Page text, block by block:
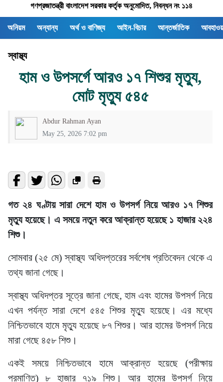
গণপ্রজাতন্ত্রী বাংলাদেশ সরকার কর্তৃক অনুমোদিত, নিবন্ধন নং ১১৪
অনিয়ম অন্যান্য অর্থ ও বাণিজ্য আইন-বিচার আন্তর্জাতিক
স্বাস্থ্য
হাম ও উপসর্গে আরও ১৭ শিশুর মৃত্যু,
মোট মৃত্যু ৫৪৫
Abdur Rahman Ayan
May 25, 2026 7:02 pm
গত ২৪ ঘণ্টায় সারা দেশে হাম ও উপসর্গ নিয়ে আরও ১৭ শিশুর
মৃত্যু হয়েছে। এ সময়ে নতুন করে আক্রান্ত হয়েছে ১ হাজার ২২৪
শিশু।
সোমবার (২৫ মে) স্বাস্থ্য অধিদপ্তরের সর্বশেষ প্রতিবেদন থেকে এ
তথ্য জানা গেছে।
স্বাস্থ্য অধিদপ্তর সূত্রে জানা গেছে, হাম এবং হামের উপসর্গ নিয়ে
এখন পর্যন্ত সারা দেশে ৫৪৫ শিশুর মৃত্যু হয়েছে। এর মধ্যে
নিশ্চিতভাবে হামে মৃত্যু হয়েছে ৮৭ শিশুর। আর হামের উপসর্গ নিয়ে
মারা গেছে ৪৫৮ শিশু।
একই সময়ে নিশ্চিতভাবে হামে আক্রান্ত হয়েছে (পরীক্ষায়
প্রমাণিত) ৮ হাজার ৭১৯ শিশু। আর হামের উপসর্গ নিয়ে